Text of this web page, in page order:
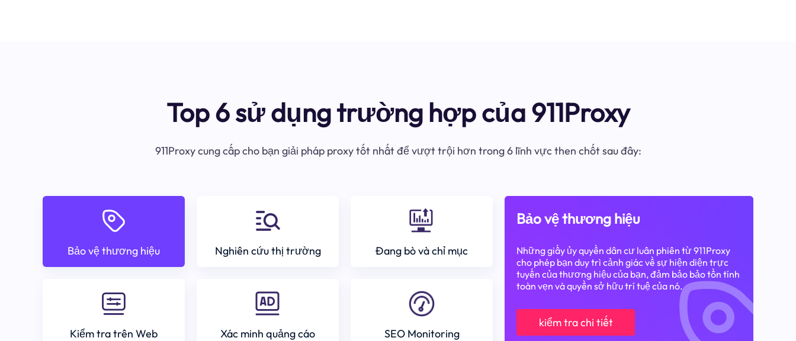
Top 6 sử dụng trường hợp của 911Proxy
911Proxy cung cấp cho bạn giải pháp proxy tốt nhất để vượt trội hơn trong 6 lĩnh vực then chốt sau đây:
Bảo vệ thương hiệu Nghiên cứu thị trường Đang bò và chỉ mục
Kiểm tra trên Web Xác minh quảng cáo SEO Monitoring
Bảo vệ thương hiệu
Những giấy ủy quyền dân cư luân phiên từ 911Proxy
cho phép bạn duy trì cảnh giác về sự hiện diện trực
tuyến của thương hiệu của bạn, đảm bảo bảo tồn tính
toàn vẹn và quyền sở hữu trí tuệ của nó.
kiểm tra chi tiết